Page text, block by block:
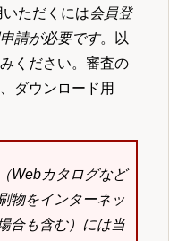
ただくには会員登
請が必要です。以
ください。審査の
ダウンロード用
Webカタログなど
物をインターネッ
合も含む）には当